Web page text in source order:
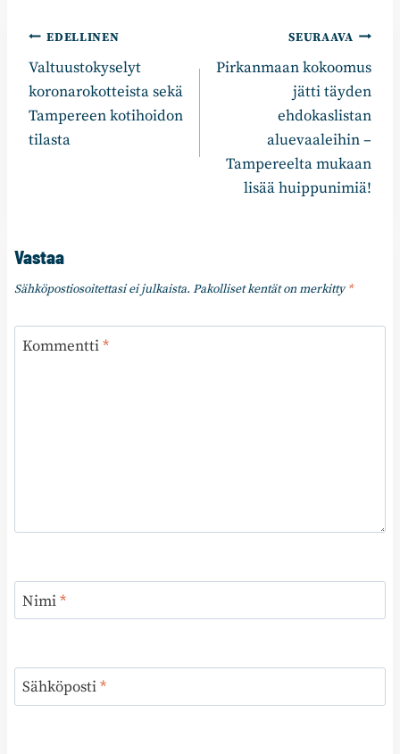
Artikkelien
selaus
EDELLINEN
Valtuustokyselyt
koronarokotteista sekä
Tampereen kotihoidon
tilasta
SEURAAVA
Pirkanmaan kokoomus
jätti täyden
ehdokaslistan
aluevaaleihin –
Tampereelta mukaan
lisää huippunimiä!
Vastaa
Sähköpostiosoitettasi ei julkaista. Pakolliset kentät on merkitty*
Kommentti*
Nimi*
Sähköposti*